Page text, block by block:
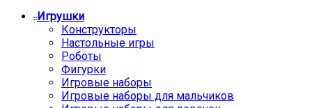
Игрушки
Конструкторы
Настольные игры
Роботы
Фигурки
Игровые наборы
Игровые наборы для мальчиков